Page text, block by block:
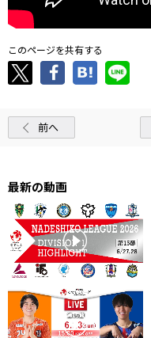
このページを共有する
前へ
最新の動画